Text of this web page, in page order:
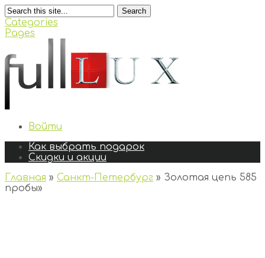
Search
Categories
Pages
Войти
Как выбрать подарок
Скидки и акции
Главная » Санкт-Петербург » Золотая цепь 585
пробы»